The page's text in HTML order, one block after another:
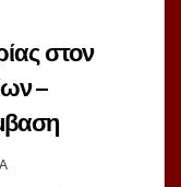
στον
–